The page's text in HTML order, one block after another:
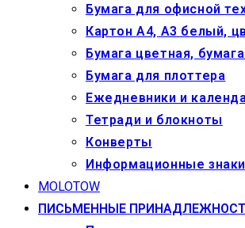
Бумага для офисной
Картон А4, А3 белый,
Бумага цветная,
Бумага для плоттера
Ежедневники и
Тетради и блокноты
Конверты
Информационные знаки
MOLOTOW
ПИСЬМЕННЫЕ